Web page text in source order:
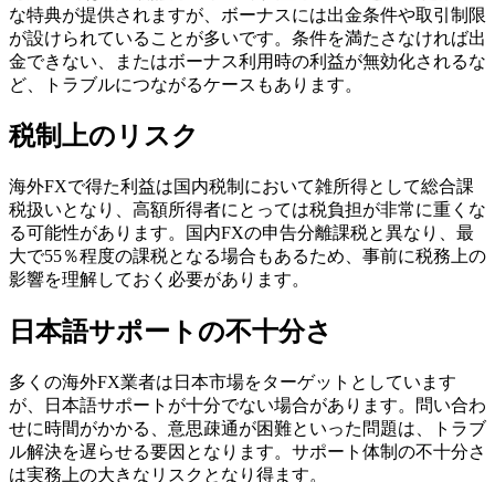
な特典が提供されますが、ボーナスには出金条件や取引制限
が設けられていることが多いです。条件を満たさなければ出
金できない、またはボーナス利用時の利益が無効化されるな
ど、トラブルにつながるケースもあります。
税制上のリスク
海外FXで得た利益は国内税制において雑所得として総合課
税扱いとなり、高額所得者にとっては税負担が非常に重くな
る可能性があります。国内FXの申告分離課税と異なり、最
大で55％程度の課税となる場合もあるため、事前に税務上の
影響を理解しておく必要があります。
日本語サポートの不十分さ
多くの海外FX業者は日本市場をターゲットとしています
が、日本語サポートが十分でない場合があります。問い合わ
せに時間がかかる、意思疎通が困難といった問題は、トラブ
ル解決を遅らせる要因となります。サポート体制の不十分さ
は実務上の大きなリスクとなり得ます。